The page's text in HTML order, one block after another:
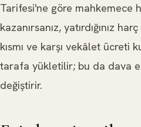
Tarifesi'ne göre mahkemece
kazanırsanız, yatırdığınız
kısmı ve karşı vekâlet ücreti
tarafa yükletilir; bu da dava
değiştirir.